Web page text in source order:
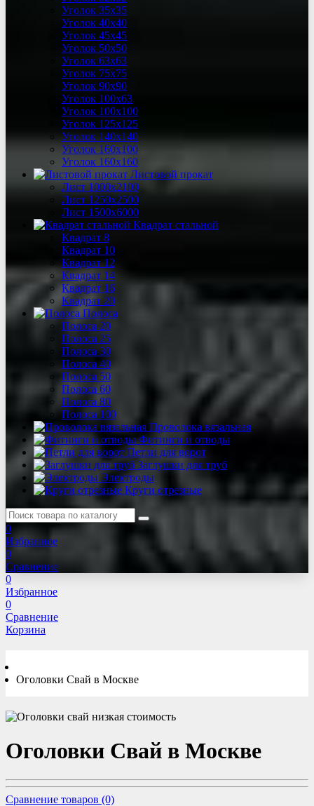
Уголок 35х35
Уголок 40х40
Уголок 45х45
Уголок 50х50
Уголок 63х63
Уголок 75х75
Уголок 90х90
Уголок 100х63
Уголок 100х100
Уголок 125х125
Уголок 140х140
Уголок 160х100
Уголок 160х160
Листовой прокат
Лист 1000х2100
Лист 1250х2500
Лист 1500х6000
Квадрат стальной
Квадрат 8
Квадрат 10
Квадрат 12
Квадрат 14
Квадрат 16
Квадрат 20
Полоса
Полоса 20
Полоса 25
Полоса 30
Полоса 40
Полоса 50
Полоса 60
Полоса 80
Полоса 100
Проволока вязальная
Фитинги и отводы
Петли для ворот
Заглушки для труб
Электроды
Круги отрезные
0
Избранное
0
Сравнение
0
Избранное
0
Сравнение
Корзина
Оголовки Свай в Москве
Оголовки Свай в Москве
Сравнение товаров (0)